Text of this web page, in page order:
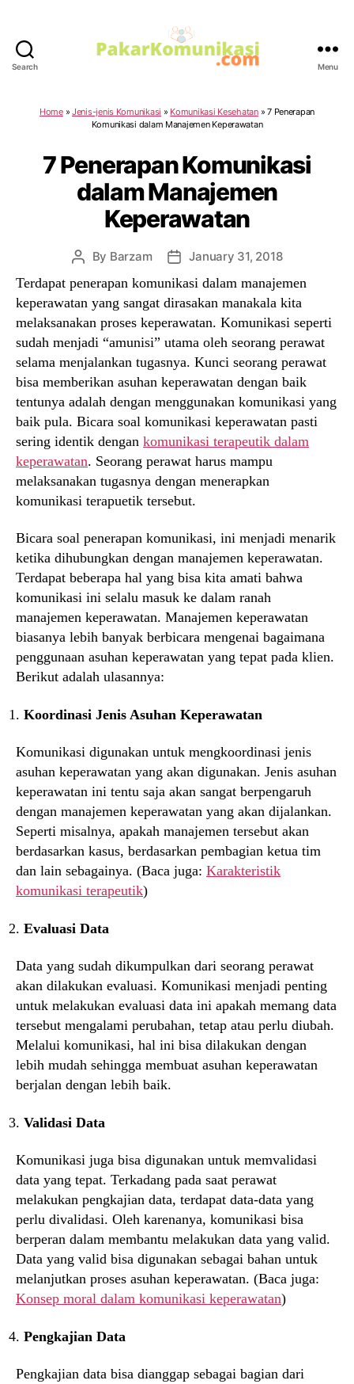
Search Menu
Home» Jenis-jenis Komunikasi » Komunikasi Kesehatan»7 Penerapan
Komunikasi dalam Manajemen Keperawatan
7 Penerapan Komunikasi
dalam Manajemen
Keperawatan
Post
By Barzam
Post
date
January 31, 2018
Terdapat penerapan komunikasi dalam manajemen
keperawatan yang sangat dirasakan manakala kita
melaksanakan proses keperawatan. Komunikasi seperti
sudah menjadi “amunisi” utama oleh seorang perawat
selama menjalankan tugasnya. Kunci seorang perawat
bisa memberikan asuhan keperawatan dengan baik
tentunya adalah dengan menggunakan komunikasi yang
baik pula. Bicara soal komunikasi keperawatan pasti
sering identik dengan komunikasi terapeutik dalam
keperawatan. Seorang perawat harus mampu
melaksanakan tugasnya dengan menerapkan
komunikasi terapuetik tersebut.
Bicara soal penerapan komunikasi, ini menjadi menarik
ketika dihubungkan dengan manajemen keperawatan.
Terdapat beberapa hal yang bisa kita amati bahwa
komunikasi ini selalu masuk ke dalam ranah
manajemen keperawatan. Manajemen keperawatan
biasanya lebih banyak berbicara mengenai bagaimana
penggunaan asuhan keperawatan yang tepat pada klien.
Berikut adalah ulasannya:
Koordinasi Jenis Asuhan Keperawatan
Komunikasi digunakan untuk mengkoordinasi jenis
asuhan keperawatan yang akan digunakan. Jenis asuhan
keperawatan ini tentu saja akan sangat berpengaruh
dengan manajemen keperawatan yang akan dijalankan.
Seperti misalnya, apakah manajemen tersebut akan
berdasarkan kasus, berdasarkan pembagian ketua tim
dan lain sebagainya. (Baca juga: Karakteristik
komunikasi terapeutik)
Evaluasi Data
Data yang sudah dikumpulkan dari seorang perawat
akan dilakukan evaluasi. Komunikasi menjadi penting
untuk melakukan evaluasi data ini apakah memang data
tersebut mengalami perubahan, tetap atau perlu diubah.
Melalui komunikasi, hal ini bisa dilakukan dengan
lebih mudah sehingga membuat asuhan keperawatan
berjalan dengan lebih baik.
Validasi Data
Komunikasi juga bisa digunakan untuk memvalidasi
data yang tepat. Terkadang pada saat perawat
melakukan pengkajian data, terdapat data-data yang
perlu divalidasi. Oleh karenanya, komunikasi bisa
berperan dalam membantu melakukan data yang valid.
Data yang valid bisa digunakan sebagai bahan untuk
melanjutkan proses asuhan keperawatan. (Baca juga:
Konsep moral dalam komunikasi keperawatan)
Pengkajian Data
Pengkajian data bisa dianggap sebagai bagian dari